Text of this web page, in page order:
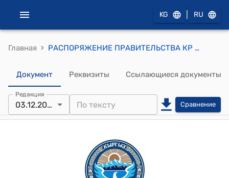
KG RU
Главная › РАСПОРЯЖЕНИЕ ПРАВИТЕЛЬСТВА КР от 12 марта 2018 года N 78-р (Об одобрении проекта Соглашения о судоходстве)
Документ Реквизиты Ссылающиеся документы
Редакция
03.12.2018 Сравнение